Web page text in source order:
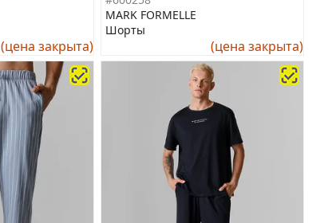
(цена закрыта)
MARK FORMELLE
Шорты
(цена закрыта)